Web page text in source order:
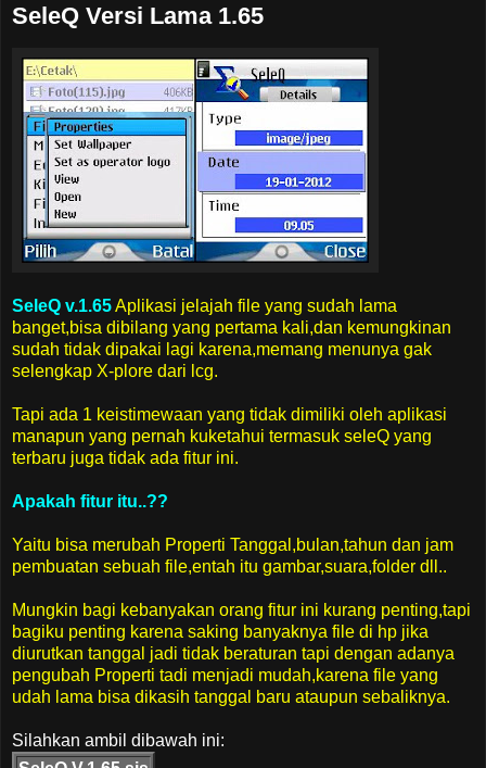
SeleQ Versi Lama 1.65
SeleQ v.1.65Aplikasi jelajah file yang sudah lama
banget,bisa dibilang yang pertama kali,dan kemungkinan
sudah tidak dipakai lagi karena,memang menunya gak
selengkap X-plore dari lcg.
Tapi ada 1 keistimewaan yang tidak dimiliki oleh aplikasi
manapun yang pernah kuketahui termasuk seleQ yang
terbaru juga tidak ada fitur ini.
Apakah fitur itu..??
Yaitu bisa merubah Properti Tanggal,bulan,tahun dan jam
pembuatan sebuah file,entah itu gambar,suara,folder dll..
Mungkin bagi kebanyakan orang fitur ini kurang penting,tapi
bagiku penting karena saking banyaknya file di hp jika
diurutkan tanggal jadi tidak beraturan tapi dengan adanya
pengubah Properti tadi menjadi mudah,karena file yang
udah lama bisa dikasih tanggal baru ataupun sebaliknya.
Silahkan ambil dibawah ini: